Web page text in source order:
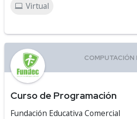
Virtual
Curso de Programación
Fundación Educativa Comercial